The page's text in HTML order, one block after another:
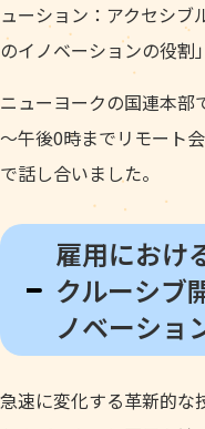
ューション：アクセシブ
のイノベーションの役割
ニューヨークの国連本
～午後0時までリモート
で話し合いました。
雇用におけ
クルーシブ
ノベーショ
急速に変化する革新的な